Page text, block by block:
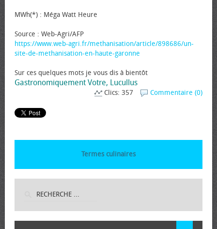
MWh(*) : Méga Watt Heure
Source : Web-Agri/AFP
https://www.web-agri.fr/methanisation/article/898686/un-
site-de-methanisation-en-haute-garonne
Sur ces quelques mots je vous dis à bientôt
Gastronomiquement Votre, Lucullus
Commentaire (0)
Clics: 357
Termes culinaires